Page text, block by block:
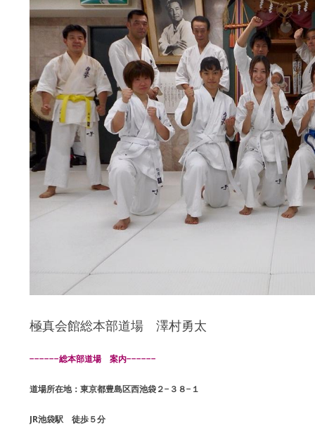
極真会館総本部道場 澤村勇太
−−−−−−総本部道場 案内−−−−−−
道場所在地：東京都豊島区西池袋２−３８−１
JR池袋駅 徒歩５分